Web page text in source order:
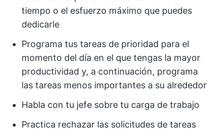
tiempo o el esfuerzo máximo que puedes
dedicarle
Programa tus tareas de prioridad para el
momento del día en el que tengas la mayor
productividad y, a continuación, programa
las tareas menos importantes a su alrededor
Habla con tu jefe sobre tu carga de trabajo
Practica rechazar las solicitudes de tareas